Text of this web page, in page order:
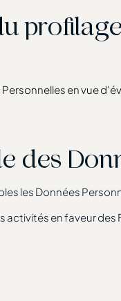
en vue
des
les Données
activités en faveur